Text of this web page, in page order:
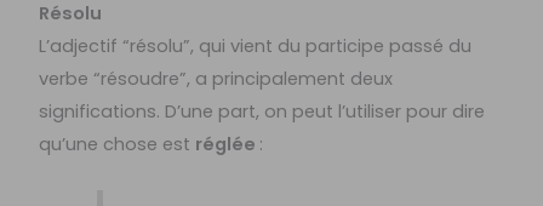
Résolu
L’adjectif “résolu”, qui vient du participe passé du
verbe “résoudre”, a principalement deux
significations. D’une part, on peut l’utiliser pour dire
qu’une chose est réglée :